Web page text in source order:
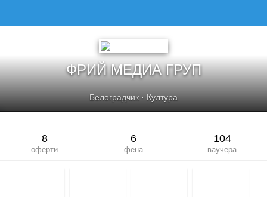
ФРИЙ МЕДИА ГРУП
Белоградчик · Култура
8
оферти
6
фена
104
ваучера